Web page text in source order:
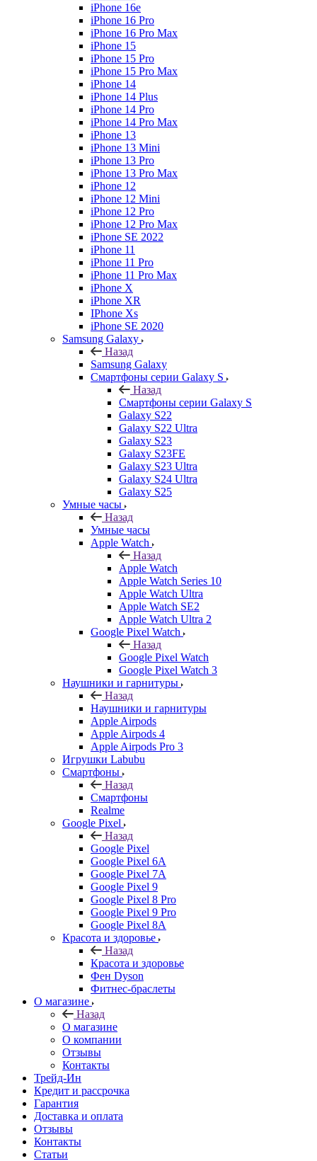
iPhone 16e
iPhone 16 Pro
iPhone 16 Pro Max
iPhone 15
iPhone 15 Pro
iPhone 15 Pro Max
iPhone 14
iPhone 14 Plus
iPhone 14 Pro
iPhone 14 Pro Max
iPhone 13
iPhone 13 Mini
iPhone 13 Pro
iPhone 13 Pro Max
iPhone 12
iPhone 12 Mini
iPhone 12 Pro
iPhone 12 Pro Max
iPhone SE 2022
iPhone 11
iPhone 11 Pro
iPhone 11 Pro Max
iPhone X
iPhone XR
IPhone Xs
iPhone SE 2020
Samsung Galaxy
Назад
Samsung Galaxy
Смартфоны серии Galaxy S
Назад
Смартфоны серии Galaxy S
Galaxy S22
Galaxy S22 Ultra
Galaxy S23
Galaxy S23FE
Galaxy S23 Ultra
Galaxy S24 Ultra
Galaxy S25
Умные часы
Назад
Умные часы
Apple Watch
Назад
Apple Watch
Apple Watch Series 10
Apple Watch Ultra
Apple Watch SE2
Apple Watch Ultra 2
Google Pixel Watch
Назад
Google Pixel Watch
Google Pixel Watch 3
Наушники и гарнитуры
Назад
Наушники и гарнитуры
Apple Airpods
Apple Airpods 4
Apple Airpods Pro 3
Игрушки Labubu
Смартфоны
Назад
Смартфоны
Realme
Google Pixel
Назад
Google Pixel
Google Pixel 6A
Google Pixel 7А
Google Pixel 9
Google Pixel 8 Pro
Google Pixel 9 Pro
Google Pixel 8A
Красота и здоровье
Назад
Красота и здоровье
Фен Dyson
Фитнес-браслеты
О магазине
Назад
О магазине
О компании
Отзывы
Контакты
Трейд-Ин
Кредит и рассрочка
Гарантия
Доставка и оплата
Отзывы
Контакты
Статьи